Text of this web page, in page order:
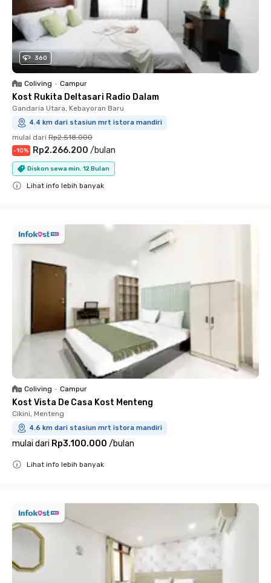
360
Coliving • Campur
Kost Rukita Deltasari Radio Dalam
Gandaria Utara, Kebayoran Baru
4.4 km dari stasiun mrt istora mandiri
mulai dari Rp2.518.000
-10% Rp2.266.200 /bulan
Diskon sewa min. 12 Bulan
Lihat info lebih banyak
Coliving • Campur
Kost Vista De Casa Kost Menteng
Cikini, Menteng
4.6 km dari stasiun mrt istora mandiri
mulai dari Rp3.100.000 /bulan
Lihat info lebih banyak